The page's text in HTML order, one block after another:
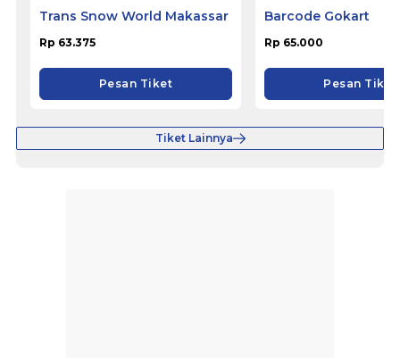
Trans Snow World Makassar
Rp 63.375
Pesan Tiket
Barcode Gokart
Rp 65.000
Pesan Tiket
Tiket Lainnya